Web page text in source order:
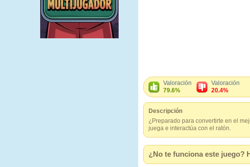
Valoración
79.6%
Valoración
20.4%
Descripción
¿Preparado para convertirte en el
juega e interactúa con el ratón.
¿No te funciona este juego?